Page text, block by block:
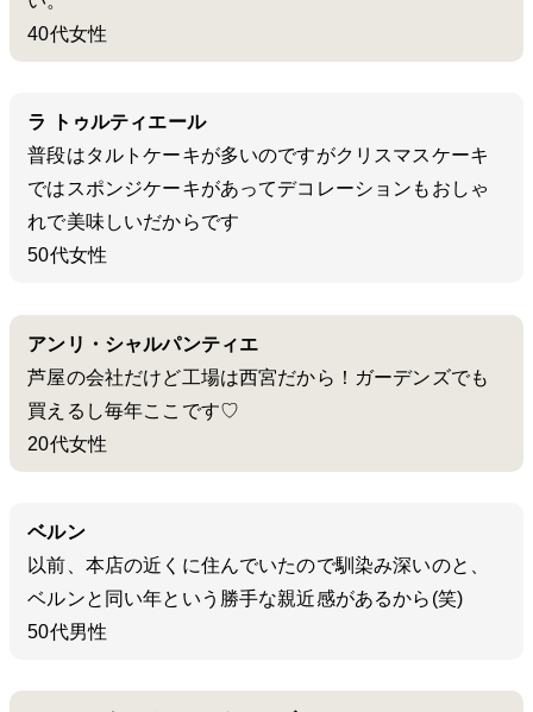
40代女性
ラ トゥルティエール
普段はタルトケーキが多いのですがクリスマスケーキ
ではスポンジケーキがあってデコレーションもおしゃ
れで美味しいだからです
50代女性
アンリ・シャルパンティエ
芦屋の会社だけど工場は西宮だから！ガーデンズでも
買えるし毎年ここです♡
20代女性
ベルン
以前、本店の近くに住んでいたので馴染み深いのと、
ベルンと同い年という勝手な親近感があるから(笑)
50代男性